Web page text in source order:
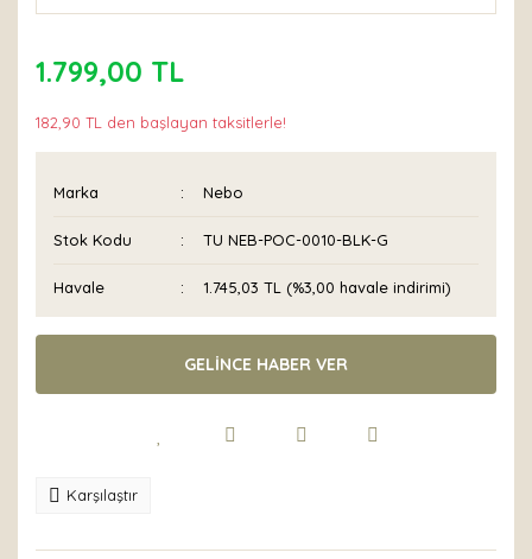
1.799,00 TL
182,90 TL den başlayan taksitlerle!
Marka Nebo
Stok Kodu TU NEB-POC-0010-BLK-G
Havale 1.745,03 TL (%3,00 havale indirimi)
GELİNCE HABER VER
Karşılaştır